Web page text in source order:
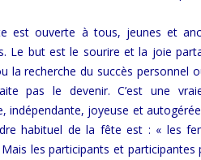
LE BŒUF GRAS VERS 1855
LES PARISIENNES AU CARNAVAL,
BAL DE L’OPÉRA 1830
est ouverte à tous, jeunes et
Le but est le sourire et la joie
la recherche du succès personnel
pas le devenir. C’est une
indépendante, joyeuse et
habituel de la fête est : « les
les participants et